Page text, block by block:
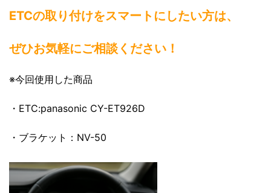
ETCの取り付けをスマートにしたい方は、
ぜひお気軽にご相談ください！
※今回使用した商品
・ETC:panasonic CY-ET926D
・ブラケット：NV-50